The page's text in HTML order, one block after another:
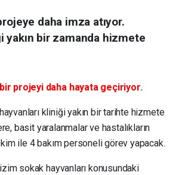
daha imza atıyor.
yakın bir zamanda hizmete
bir projeyi daha hayata geçiriyor.
kliniği yakın bir tarihte hizmete
basit yaralanmalar ve hastalıkların
ile 4 bakım personeli görev yapacak.
sokak hayvanları konusundaki